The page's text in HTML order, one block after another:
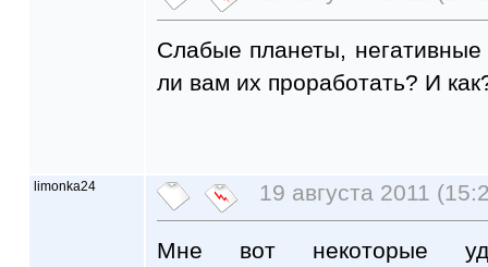
Слабые планеты,
ли вам их проработать? И
limonka24 19 августа 2011
Мне вот некоторые